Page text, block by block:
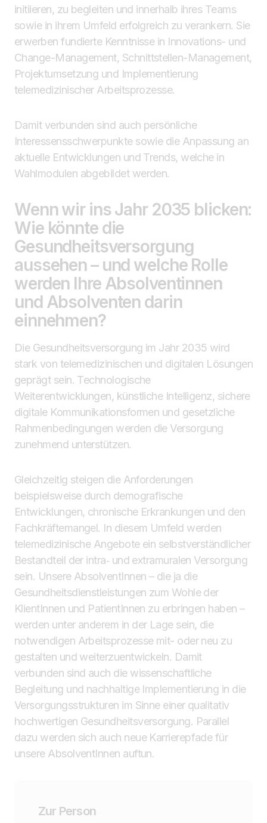
initiieren, zu begleiten und innerhalb ihres Teams
sowie in ihrem Umfeld erfolgreich zu verankern. Sie
erwerben fundierte Kenntnisse in Innovations- und
Change-Management, Schnittstellen-Management,
Projektumsetzung und Implementierung
telemedizinischer Arbeitsprozesse.
Damit verbunden sind auch persönliche
Interessensschwerpunkte sowie die Anpassung an
aktuelle Entwicklungen und Trends, welche in
Wahlmodulen abgebildet werden.
Wenn wir ins Jahr 2035 blicken:
Wie könnte die
Gesundheitsversorgung
aussehen – und welche Rolle
werden Ihre Absolventinnen
und Absolventen darin
einnehmen?
Die Gesundheitsversorgung im Jahr 2035 wird
stark von telemedizinischen und digitalen Lösungen
geprägt sein. Technologische
Weiterentwicklungen, künstliche Intelligenz, sichere
digitale Kommunikationsformen und gesetzliche
Rahmenbedingungen werden die Versorgung
zunehmend unterstützen.
Gleichzeitig steigen die Anforderungen
beispielsweise durch demografische
Entwicklungen, chronische Erkrankungen und den
Fachkräftemangel. In diesem Umfeld werden
telemedizinische Angebote ein selbstverständlicher
Bestandteil der intra‑ und extramuralen Versorgung
sein. Unsere AbsolventInnen – die ja die
Gesundheitsdienstleistungen zum Wohle der
KlientInnen und PatientInnen zu erbringen haben –
werden unter anderem in der Lage sein, die
notwendigen Arbeitsprozesse mit- oder neu zu
gestalten und weiterzuentwickeln. Damit
verbunden sind auch die wissenschaftliche
Begleitung und nachhaltige Implementierung in die
Versorgungsstrukturen im Sinne einer qualitativ
hochwertigen Gesundheitsversorgung. Parallel
dazu werden sich auch neue Karrierepfade für
unsere AbsolventInnen auftun.
Zur Person